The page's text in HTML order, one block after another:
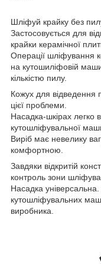
Шліфуй крайку без
Застосовується для
крайки керамічної
Операції шліфування
на кутошиліфовій
кількістю пилу.
Кожух для відведення
цієї проблеми.
Насадка-шкірах легко
кутошліфувальної
Виріб має невелику
комфортною.
Завдяки відкритій
контроль зони
Насадка універсальна.
кутошліфувальних
виробника.